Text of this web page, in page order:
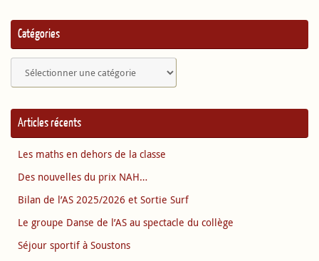
Catégories
Articles récents
Les maths en dehors de la classe
Des nouvelles du prix NAH…
Bilan de l’AS 2025/2026 et Sortie Surf
Le groupe Danse de l’AS au spectacle du collège
Séjour sportif à Soustons